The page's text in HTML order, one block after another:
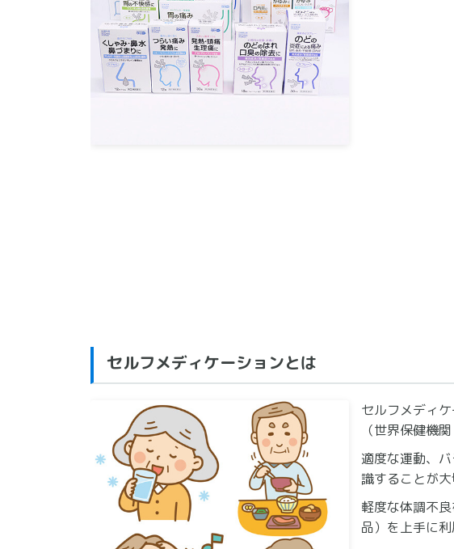
セルフメディケーションとは
セルフメディ
（世界保健機
適度な運動、
識することが大
軽度な体調不
品）を上手に